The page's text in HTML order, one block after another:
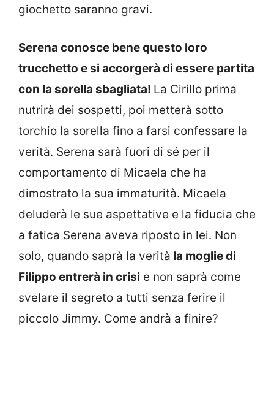
giochetto saranno gravi.
Serena conosce bene questo loro
trucchetto e si accorgerà di essere partita
con la sorella sbagliata! La Cirillo prima
nutrirà dei sospetti, poi metterà sotto
torchio la sorella fino a farsi confessare la
verità. Serena sarà fuori di sé per il
comportamento di Micaela che ha
dimostrato la sua immaturità. Micaela
deluderà le sue aspettative e la fiducia che
a fatica Serena aveva riposto in lei. Non
solo, quando saprà la verità la moglie di
Filippo entrerà in crisi e non saprà come
svelare il segreto a tutti senza ferire il
piccolo Jimmy. Come andrà a finire?